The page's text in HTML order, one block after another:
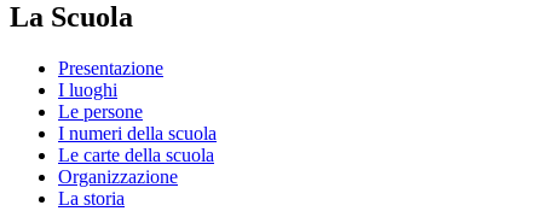
La Scuola
Presentazione
I luoghi
Le persone
I numeri della scuola
Le carte della scuola
Organizzazione
La storia